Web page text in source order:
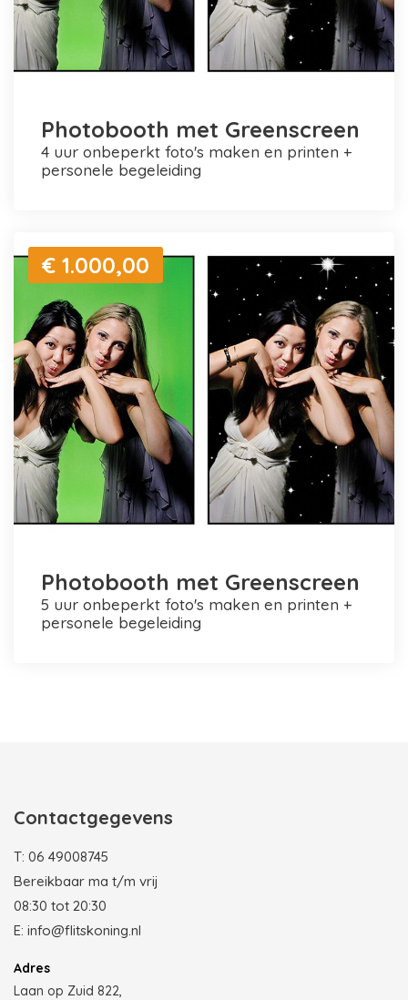
Photobooth met Greenscreen
4 uur onbeperkt foto's maken en printen +
personele begeleiding
€ 1.000,00
Photobooth met Greenscreen
5 uur onbeperkt foto's maken en printen +
personele begeleiding
Contactgegevens
T: 06 49008745
Bereikbaar ma t/m vrij
08:30 tot 20:30
E: info@flitskoning.nl
Adres
Laan op Zuid 822,